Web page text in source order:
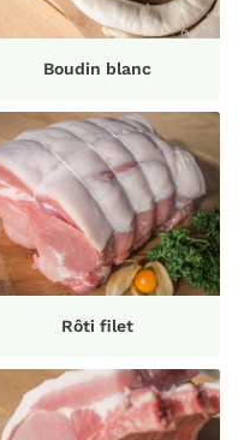
Boudin blanc
Rôti filet